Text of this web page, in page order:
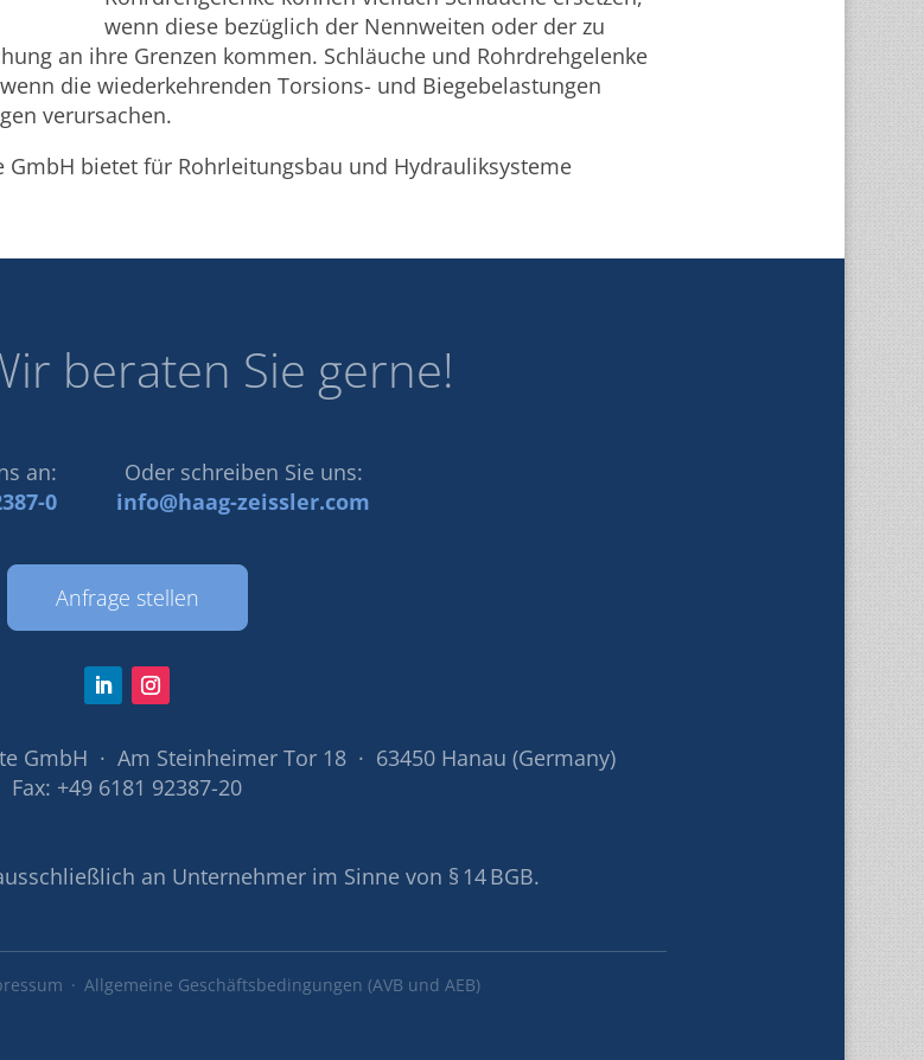
wenn diese bezüglich der Nennweiten oder der zu
an ihre Grenzen kommen. Schläuche und Rohrdrehgelenke
die wiederkehrenden Torsions- und Biegebelastungen
verursachen.
GmbH bietet für Rohrleitungsbau und Hydrauliksysteme
beraten Sie gerne!
an:
0
Oder schreiben Sie uns:
info@haag-zeissler.com
Anfrage stellen
GmbH · Am Steinheimer Tor 18 · 63450 Hanau (Germany)
Fax: +49 6181 92387-20
an Unternehmer im Sinne von § 14 BGB.
Allgemeine Geschäftsbedingungen (AVB und AEB)